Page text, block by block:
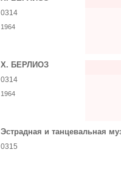
0314
1964
Х. БЕРЛИОЗ
0314
1964
Эстрадная и танцевальная
0315